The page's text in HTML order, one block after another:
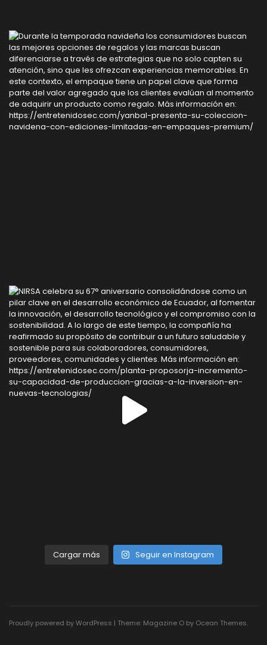
Cargar más Seguir en Instagram
Proudly powered by WordPress | Theme: Magazine O by Ocean Themes.